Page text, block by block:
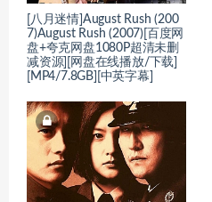
[八月迷情]August Rush (200
7)August Rush (2007)[百度网
盘+夸克网盘1080P超清未删
减资源][网盘在线播放/下载]
[MP4/7.8GB][中英字幕]